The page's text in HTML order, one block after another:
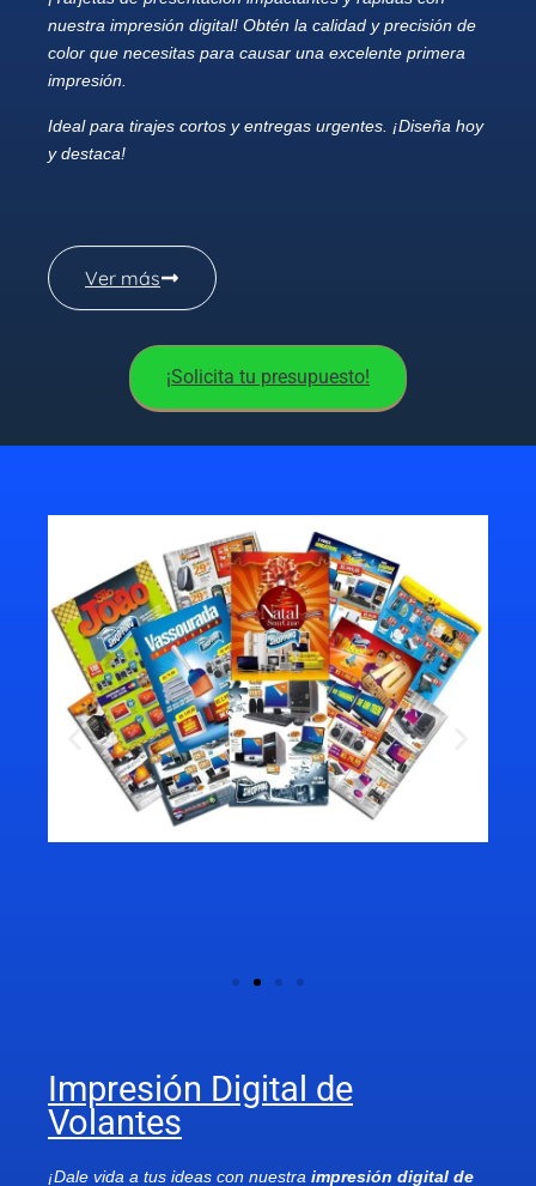
nuestra impresión digital! Obtén la calidad y precisión de
color que necesitas para causar una excelente primera
impresión.
Ideal para tirajes cortos y entregas urgentes. ¡Diseña hoy
y destaca!
Ver más
¡Solicita tu presupuesto!
Impresión Digital de
Volantes
¡Dale vida a tus ideas con nuestra impresión digital de